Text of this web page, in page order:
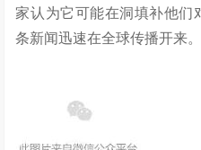
家认为它可能在洞填补他
条新闻迅速在全球传播开来。